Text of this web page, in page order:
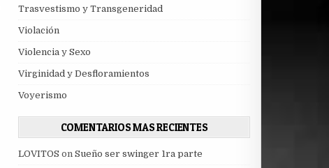
Trasvestismo y Transgeneridad
Violación
Violencia y Sexo
Virginidad y Desfloramientos
Voyerismo
COMENTARIOS MAS RECIENTES
LOVITOS onSueño ser swinger 1ra parte